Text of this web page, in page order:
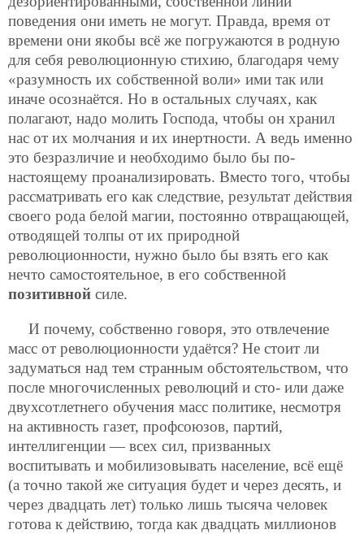
поведения они иметь не могут. Правда, время от
времени они якобы всё же погружаются в родную
для себя революционную стихию, благодаря чему
«разумность их собственной воли» ими так или
иначе осознаётся. Но в остальных случаях, как
полагают, надо молить Господа, чтобы он хранил
нас от их молчания и их инертности. А ведь именно
это безразличие и необходимо было бы по-
настоящему проанализировать. Вместо того, чтобы
рассматривать его как следствие, результат действия
своего рода белой магии, постоянно отвращающей,
отводящей толпы от их природной
революционности, нужно было бы взять его как
нечто самостоятельное, в его собственной
позитивной силе.
И почему, собственно говоря, это отвлечение
масс от революционности удаётся? Не стоит ли
задуматься над тем странным обстоятельством, что
после многочисленных революций и сто- или даже
двухсотлетнего обучения масс политике, несмотря
на активность газет, профсоюзов, партий,
интеллигенции — всех сил, призванных
воспитывать и мобилизовывать население, всё ещё
(а точно такой же ситуация будет и через десять, и
через двадцать лет) только лишь тысяча человек
готова к действию, тогда как двадцать миллионов